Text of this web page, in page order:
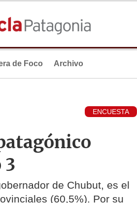
de Foco Archivo
ENCUESTA
3
de Chubut, es el
(60,5%). Por su